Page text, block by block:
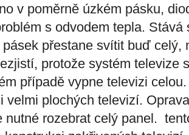
v poměrně úzkém pásku,
s odvodem tepla.
přestane svítit buď celý,
protože systém televize
případě vypne televizi
velmi plochých televizí.
nutné rozebrat celý panel.